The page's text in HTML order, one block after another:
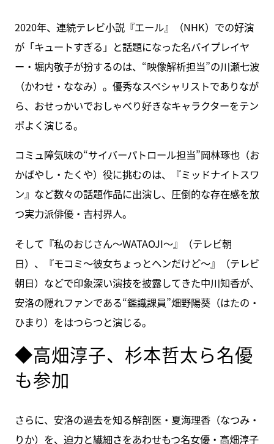
2020年、連続テレビ小説『エール』（NHK）での好演
が「キュートすぎる」と話題になった名バイプレイヤ
ー・堀内敬子が扮するのは、“映像解析担当”の川瀬七波
（かわせ・ななみ）。優秀なスペシャリストでありなが
ら、おせっかいでおしゃべり好きなキャラクターをテン
ポよく演じる。
コミュ障気味の“サイバーパトロール担当”岡林琢也（お
かばやし・たくや）役に挑むのは、『ミッドナイトスワ
ン』など数々の話題作品に出演し、圧倒的な存在感を放
つ実力派俳優・吉村界人。
そして『私のおじさん～WATAOJI～』（テレビ朝
日）、『モコミ～彼女ちょっとヘンだけど～』（テレビ
朝日）などで印象深い演技を披露してきた中川知香が、
安洛の隠れファンである“鑑識課員”畑野陽葵（はたの・
ひまり）をはつらつと演じる。
◆高畑淳子、杉本哲太ら名優
も参加
さらに、安洛の過去を知る解剖医・夏海理香（なつみ・
りか）を、迫力と繊細さをあわせもつ名女優・高畑淳子